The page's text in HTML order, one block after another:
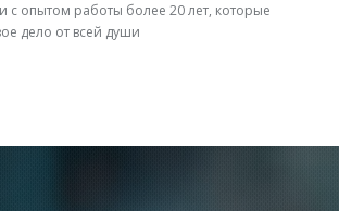
с опытом работы более 20 лет, которые
дело от всей души